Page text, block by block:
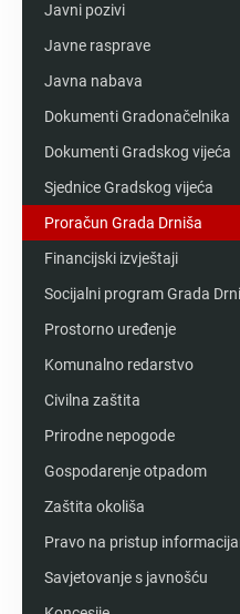
Javni pozivi
Javne rasprave
Javna nabava
Dokumenti Gradonačelnika
Dokumenti Gradskog vijeća
Sjednice Gradskog vijeća
Proračun Grada Drniša
Financijski izvještaji
Socijalni program Grada
Prostorno uređenje
Komunalno redarstvo
Civilna zaštita
Prirodne nepogode
Gospodarenje otpadom
Zaštita okoliša
Pravo na pristup
Savjetovanje s javnošću